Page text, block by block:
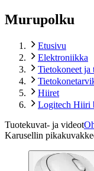
Murupolku
Etusivu
Elektroniikka
Tietokoneet ja
Hiiret
Logitech Hiiri
Tuotekuvat- ja videot
Karusellin